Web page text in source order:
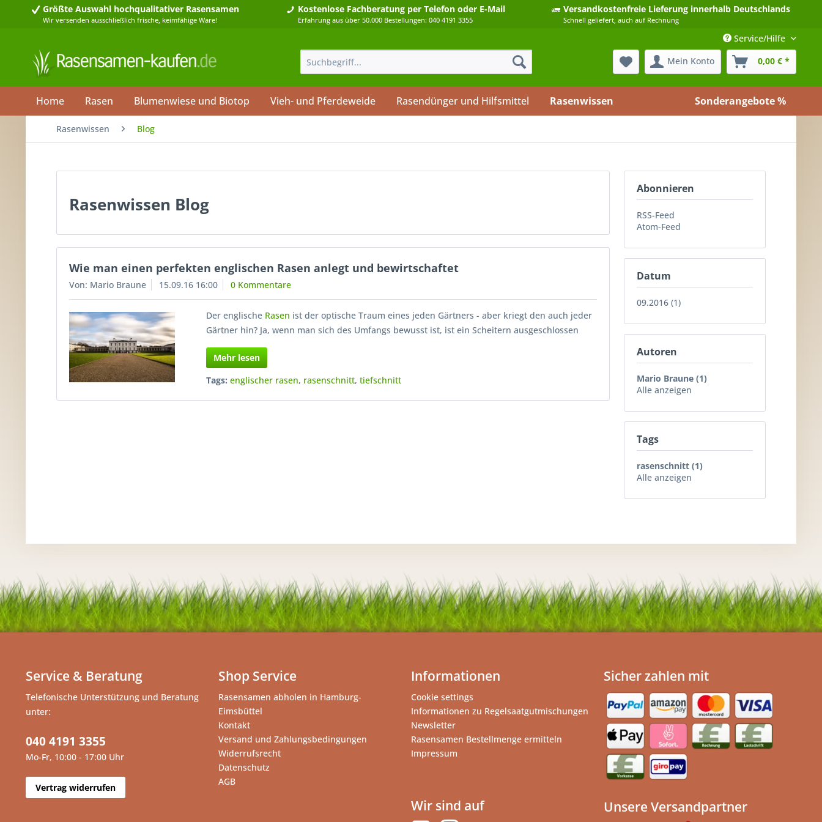
Größte Auswahl hochqualitativer Rasensamen
Wir versenden ausschließlich frische, keimfähige Ware!
Kostenlose Fachberatung per Telefon oder E-Mail
Erfahrung aus über 50.000 Bestellungen: 040 4191 3355
Versandkostenfreie Lieferung innerhalb Deutschlands
Schnell geliefert, auch auf Rechnung
Service/Hilfe
Mein Konto
0,00 € *
Home Rasen Blumenwiese und Biotop Vieh- und Pferdeweide Rasendünger und Hilfsmittel Sonderangebote %
Rasenwissen
Rasenwissen Blog
Abonnieren
RSS-Feed
Atom-Feed
Datum
09.2016 (1)
Autoren
Mario Braune (1)
Alle anzeigen
Tags
rasenschnitt (1)
Alle anzeigen
Rasenwissen Blog
Wie man einen perfekten englischen Rasen anlegt und bewirtschaftet
Von: Mario Braune 15.09.16 16:00 0 Kommentare
Der englische Rasen ist der optische Traum eines jeden Gärtners - aber kriegt den auch jeder
Gärtner hin? Ja, wenn man sich des Umfangs bewusst ist, ist ein Scheitern ausgeschlossen
Mehr lesen
Tags: englischer rasen, rasenschnitt,tiefschnitt
Service & Beratung
Telefonische Unterstützung und Beratung
unter:
040 4191 3355
Mo-Fr, 10:00 - 17:00 Uhr
Vertrag widerrufen
Shop Service
Rasensamen abholen in Hamburg-
Eimsbüttel
Kontakt
Versand und Zahlungsbedingungen
Widerrufsrecht
Datenschutz
AGB
Informationen
Cookie settings
Informationen zu Regelsaatgutmischungen
Newsletter
Rasensamen Bestellmenge ermitteln
Impressum
Wir sind auf
Sicher zahlen mit
Unsere Versandpartner